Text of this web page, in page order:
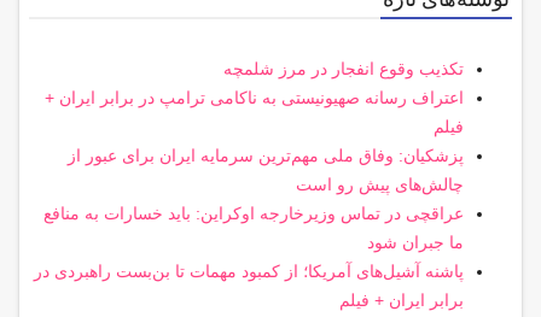
تکذیب وقوع انفجار در مرز شلمچه
اعتراف رسانه صهیونیستی به ناکامی ترامپ در برابر ایران +
فیلم
پزشکیان: وفاق ملی مهم‌ترین سرمایه ایران برای عبور از
چالش‌های پیش رو است
عراقچی در تماس وزیرخارجه اوکراین: باید خسارات به منافع
ما جبران شود
پاشنه آشیل‌های آمریکا؛ از کمبود مهمات تا بن‌بست راهبردی در
برابر ایران + فیلم